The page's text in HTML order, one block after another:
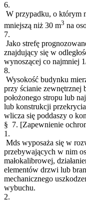
6.
W przypadku, o którym
mniejszą niż 30 m3 na
7.
Jako strefę
znajdujący się w
wynoszącej co najmniej
8.
Wysokość budynku
przy ścianie
położonego stropu lub
lub konstrukcji
wlicza się poddaszy o
§ 7. [Zapewnienie
1.
Mds wyposaża się w
przebywających w nim
małokalibrowej,
elementów drzwi lub
mechanicznego
wybuchu.
2.